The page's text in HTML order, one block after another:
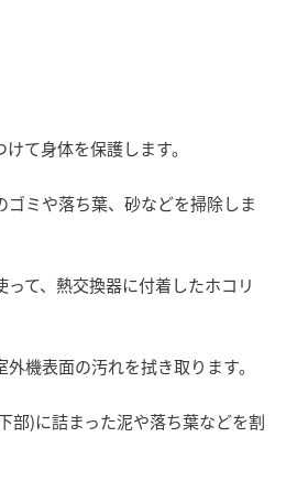
て身体を保護します。
ミや落ち葉、砂などを掃除しま
て、熱交換器に付着したホコリ
機表面の汚れを拭き取ります。
)に詰まった泥や落ち葉などを割